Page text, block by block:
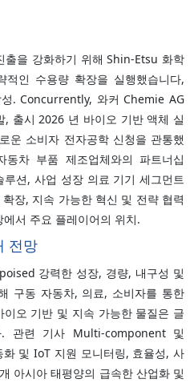
출을 강화하기 위해 Shin-Etsu 화학
적인 수용량 확장을 실행했습니다,
. Concurrently, 와커 Chemie AG
, 출시 2026 년 바이오 기반 액체 실
운 소비자 전자공학 신청을 관통했
차 부품 제조업체와의 파트너십
션, 사업 성장 의료 기기 세그먼트
장, 지속 가능한 혁신 및 전략 협력
서 주요 플레이어의 위치.
전망
강력한 성장, 경량, 내구성 및
구동 자동차, 의료, 소비자를 통한
오 기반 및 지속 가능한 물질은 글
. 관련 기사 Multi-component 및
및 IoT 지원 모니터링, 효율성, 사
아시아 태평양의 급속한 산업화 및